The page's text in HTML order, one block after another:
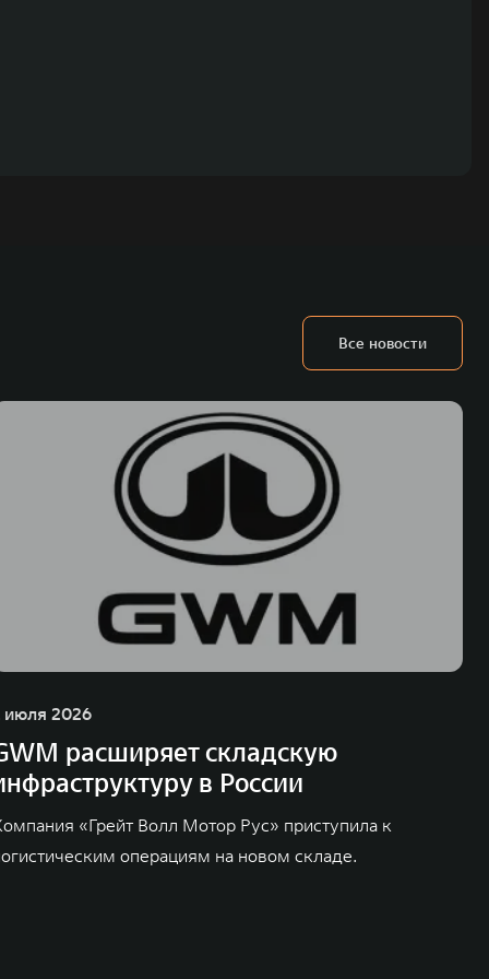
Все новости
июля 2026
расширяет складскую
в России
«Грейт Волл Мотор Рус» приступила к
операциям на новом складе.